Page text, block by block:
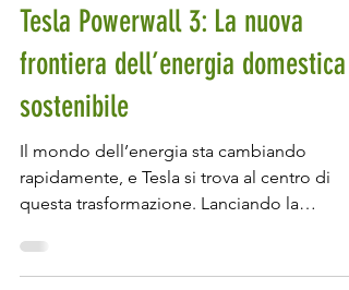
9 dic 2024
Tempo di lettura: 5 min
Tesla Powerwall 3: La nuova
frontiera dell’energia domestica e
sostenibile
Il mondo dell’energia sta cambiando
questa trasformazione. Lanciando la
Powerwall 3 ,...